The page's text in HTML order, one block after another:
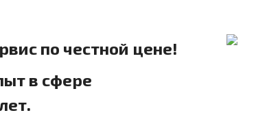
по честной цене!
в сфере